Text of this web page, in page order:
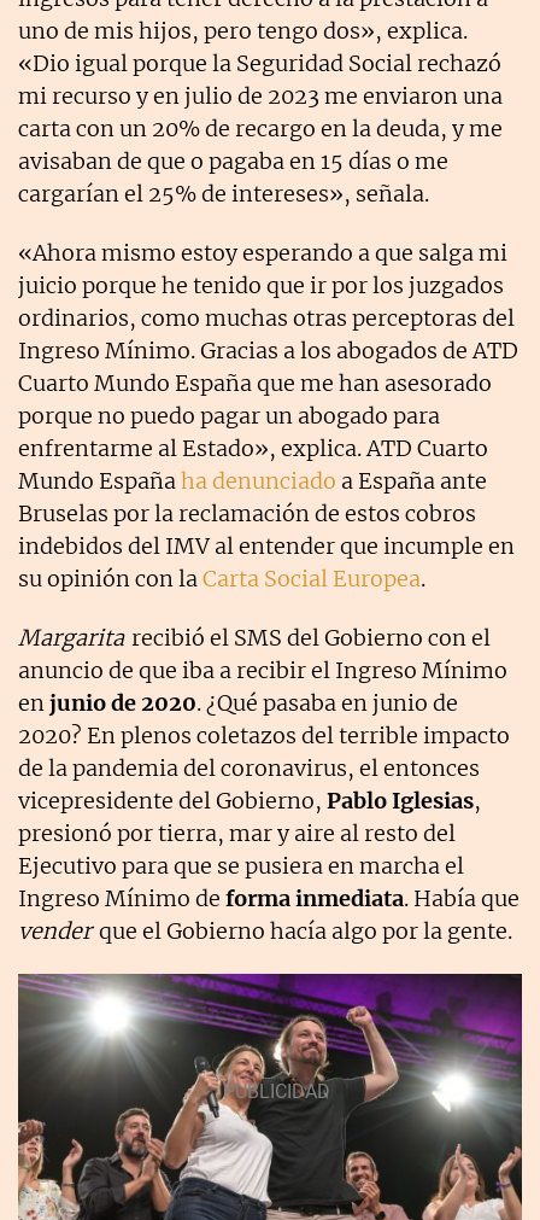
uno de mis hijos, pero tengo dos», explica.
«Dio igual porque la Seguridad Social rechazó
mi recurso y en julio de 2023 me enviaron una
carta con un 20% de recargo en la deuda, y me
avisaban de que o pagaba en 15 días o me
cargarían el 25% de intereses», señala.
«Ahora mismo estoy esperando a que salga mi
juicio porque he tenido que ir por los juzgados
ordinarios, como muchas otras perceptoras del
Ingreso Mínimo. Gracias a los abogados de ATD
Cuarto Mundo España que me han asesorado
porque no puedo pagar un abogado para
enfrentarme al Estado», explica. ATD Cuarto
Mundo Españaha denunciado a España ante
Bruselas por la reclamación de estos cobros
indebidos del IMV al entender que incumple en
su opinión con laCarta Social Europea.
Margarita recibió el SMS del Gobierno con el
anuncio de que iba a recibir el Ingreso Mínimo
enjunio de 2020. ¿Qué pasaba en junio de
2020? En plenos coletazos del terrible impacto
de la pandemia del coronavirus, el entonces
vicepresidente del Gobierno, Pablo Iglesias,
presionó por tierra, mar y aire al resto del
Ejecutivo para que se pusiera en marcha el
Ingreso Mínimo de forma inmediata. Había que
venderque el Gobierno hacía algo por la gente.